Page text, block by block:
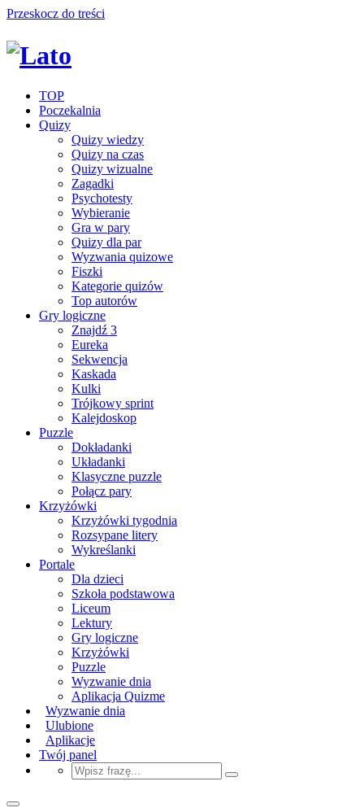
Przeskocz do treści
TOP
Poczekalnia
Quizy
Quizy wiedzy
Quizy na czas
Quizy wizualne
Zagadki
Psychotesty
Wybieranie
Gra w pary
Quizy dla par
Wyzwania quizowe
Fiszki
Kategorie quizów
Top autorów
Gry logiczne
Znajdź 3
Eureka
Sekwencja
Kaskada
Kulki
Trójkowy sprint
Kalejdoskop
Puzzle
Dokładanki
Układanki
Klasyczne puzzle
Połącz pary
Krzyżówki
Krzyżówki tygodnia
Rozsypane litery
Wykreślanki
Portale
Dla dzieci
Szkoła podstawowa
Liceum
Lektury
Gry logiczne
Krzyżówki
Puzzle
Wyzwanie dnia
Aplikacja Quizme
Wyzwanie dnia
Ulubione
Aplikacje
Twój panel